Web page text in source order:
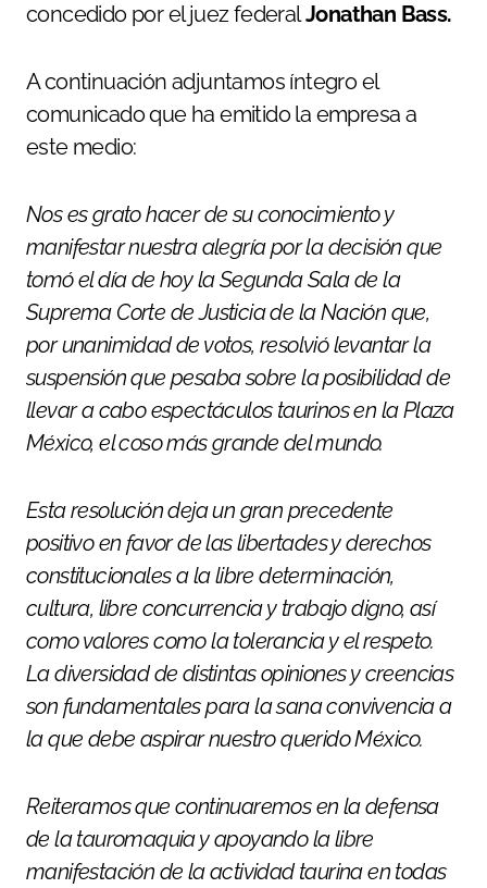
concedido por el juez federalJonathan Bass.
A continuación adjuntamos íntegro el
comunicado que ha emitido la empresa a
este medio:
Nos es grato hacer de su conocimiento y
manifestar nuestra alegría por la decisión que
tomó el día de hoy la Segunda Sala de la
Suprema Corte de Justicia de la Nación que,
por unanimidad de votos, resolvió levantar la
suspensión que pesaba sobre la posibilidad de
llevar a cabo espectáculos taurinos en la Plaza
México, el coso más grande del mundo.
Esta resolución deja un gran precedente
positivo en favor de las libertades y derechos
constitucionales a la libre determinación,
cultura, libre concurrencia y trabajo digno, así
como valores como la tolerancia y el respeto.
La diversidad de distintas opiniones y creencias
son fundamentales para la sana convivencia a
la que debe aspirar nuestro querido México.
Reiteramos que continuaremos en la defensa
de la tauromaquia y apoyando la libre
manifestación de la actividad taurina en todas